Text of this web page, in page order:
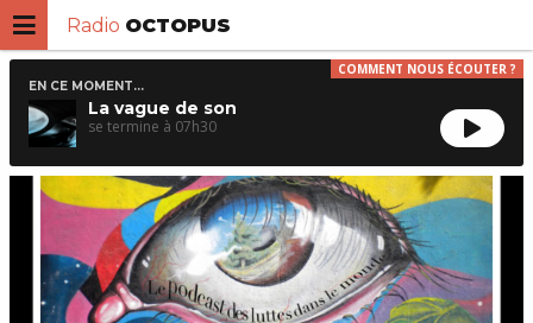
Radio OCTOPUS
COMMENT NOUS ÉCOUTER ?
EN CE MOMENT...
La vague de son
07h30